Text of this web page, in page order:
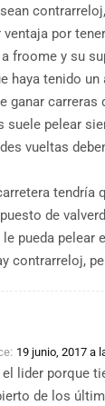
ventaja por
froome y su
haya tenido
ganar carreras
suele pelear
vueltas
tendría
de
pueda
contrarreloj,
19 junio, 2017 a
lider porque
de los